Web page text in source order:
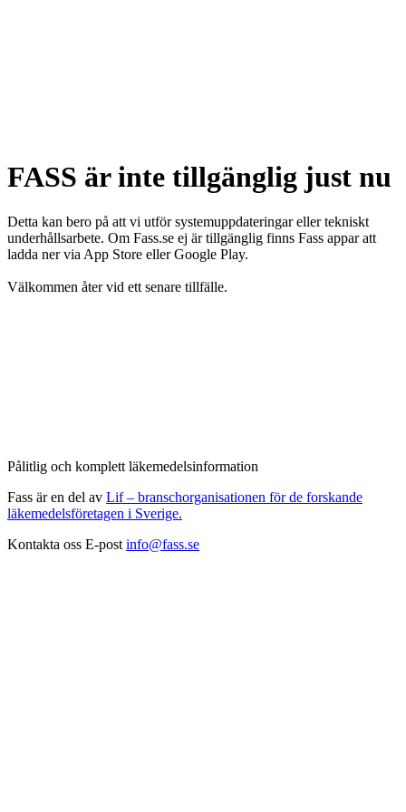
FASS är inte tillgänglig just nu
Detta kan bero på att vi utför systemuppdateringar eller tekniskt
underhållsarbete. Om Fass.se ej är tillgänglig finns Fass appar att
ladda ner via App Store eller Google Play.
Välkommen åter vid ett senare tillfälle.
Pålitlig och komplett läkemedelsinformation
Fass är en del av Lif – branschorganisationen för de forskande
läkemedelsföretagen i Sverige.
Kontakta oss E-post info@fass.se